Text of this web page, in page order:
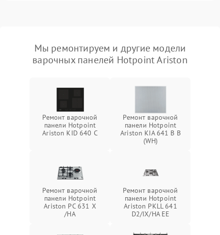
Мы ремонтируем и другие модели
варочных панелей Hotpoint Ariston
Ремонт варочной
панели Hotpoint
Ariston KID 640 C
Ремонт варочной
панели Hotpoint
Ariston KIA 641 B B
(WH)
Ремонт варочной
панели Hotpoint
Ariston PC 631 X
/HA
Ремонт варочной
панели Hotpoint
Ariston PKLL 641
D2/IX/HA EE